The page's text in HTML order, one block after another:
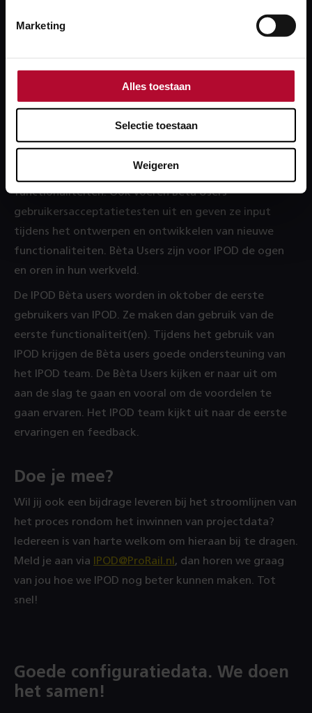
Marketing
Alles toestaan
Selectie toestaan
Weigeren
Programma in?
Programma plaats. Tijdens deze Kick off bespraken
samenwerken. De Bèta Users geven tijdens de
tweewekelijkse demo’s feedback op de nieuwe
functionaliteiten. Ook voeren Bèta Users
gebruikersacceptatietesten uit en geven ze input
tijdens het ontwerpen en ontwikkelen van nieuwe
functionaliteiten. Bèta Users zijn voor IPOD de ogen
en oren in hun werkveld.
De IPOD Bèta users worden in oktober de eerste
gebruikers van IPOD. Ze maken dan gebruik van de
eerste functionaliteit(en). Tijdens het gebruik van
IPOD krijgen de Bèta users goede ondersteuning van
het IPOD team. De Bèta Users kijken er naar uit om
aan de slag te gaan en vooral om de voordelen te
gaan ervaren. Het IPOD team kijkt uit naar de eerste
ervaringen en feedback.
Doe je mee?
Wil jij ook een bijdrage leveren bij het stroomlijnen van
het proces rondom het inwinnen van projectdata?
Iedereen is van harte welkom om hieraan bij te dragen.
Meld je aan via
IPOD@ProRail.nl , dan horen we graag
van jou hoe we IPOD nog beter kunnen maken. Tot
snel!
Goede configuratiedata. We doen
het samen!